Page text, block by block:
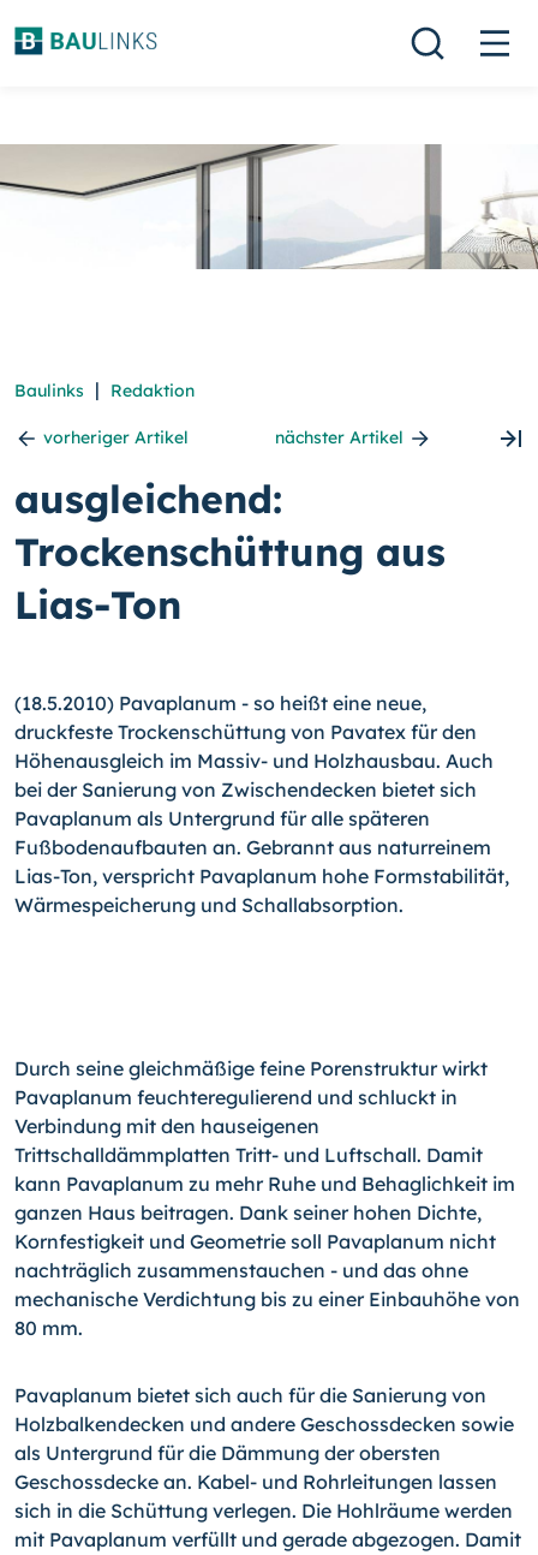
Baulinks | Redaktion
vorheriger Artikel nächster Artikel
ausgleichend:
Trockenschüttung aus
Lias-Ton
(18.5.2010) Pavaplanum - so heißt eine neue,
druckfeste Trockenschüttung von Pavatex für den
Höhenausgleich im Massiv- und Holzhausbau. Auch
bei der Sanierung von Zwischendecken bietet sich
Pavaplanum als Untergrund für alle späteren
Fußbodenaufbauten an. Gebrannt aus naturreinem
Lias-Ton, verspricht Pavaplanum hohe Formstabilität,
Wärmespeicherung und Schallabsorption.
Durch seine gleichmäßige feine Porenstruktur wirkt
Pavaplanum feuchteregulierend und schluckt in
Verbindung mit den hauseigenen
Trittschalldämmplatten Tritt- und Luftschall. Damit
kann Pavaplanum zu mehr Ruhe und Behaglichkeit im
ganzen Haus beitragen. Dank seiner hohen Dichte,
Kornfestigkeit und Geometrie soll Pavaplanum nicht
nachträglich zusammenstauchen - und das ohne
mechanische Verdichtung bis zu einer Einbauhöhe von
80 mm.
Pavaplanum bietet sich auch für die Sanierung von
Holzbalkendecken und andere Geschossdecken sowie
als Untergrund für die Dämmung der obersten
Geschossdecke an. Kabel- und Rohrleitungen lassen
sich in die Schüttung verlegen. Die Hohlräume werden
mit Pavaplanum verfüllt und gerade abgezogen. Damit